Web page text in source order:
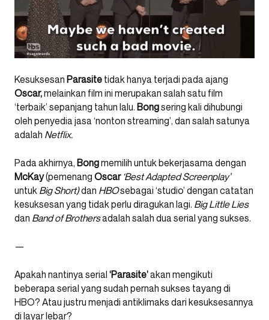
Kesuksesan Parasite tidak hanya terjadi pada ajang
Oscar,melainkan film ini merupakan salah satu film
‘terbaik’ sepanjang tahun lalu. Bongsering kali dihubungi
oleh penyedia jasa ‘nonton streaming’, dan salah satunya
adalah Netflix.
Pada akhirnya, Bongmemilih untuk bekerjasama dengan
McKay(pemenang Oscar ‘Best Adapted Screenplay’
untuk Big Short)dan HBOsebagai ‘studio’ dengan catatan
kesuksesan yang tidak perlu diragukan lagi. Big Little Lies
dan Band of Brothersadalah salah dua serial yang sukses.
—
Apakah nantinya serial ‘Parasite’akan mengikuti
beberapa serial yang sudah pernah sukses tayang di
HBO? Atau justru menjadi antiklimaks dari kesuksesannya
di layar lebar?